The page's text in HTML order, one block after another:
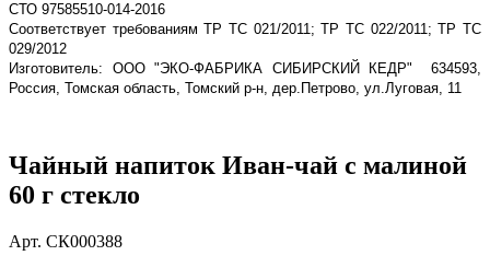
СТО 97585510-014-2016
Соответствует требованиям ТР ТС 021/2011; ТР ТС 022/2011; ТР ТС
029/2012
Изготовитель: ООО "ЭКО-ФАБРИКА СИБИРСКИЙ КЕДР" 634593,
Россия, Томская область, Томский р-н, дер.Петрово, ул.Луговая, 11
Чайный напиток Иван-чай с малиной
60 г стекло
Арт. СК000388